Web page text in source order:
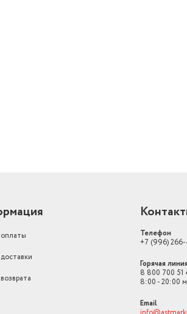
Телефон
+7 (996)
Горячая
8 800 700 51
8:00 - 20:00
Email